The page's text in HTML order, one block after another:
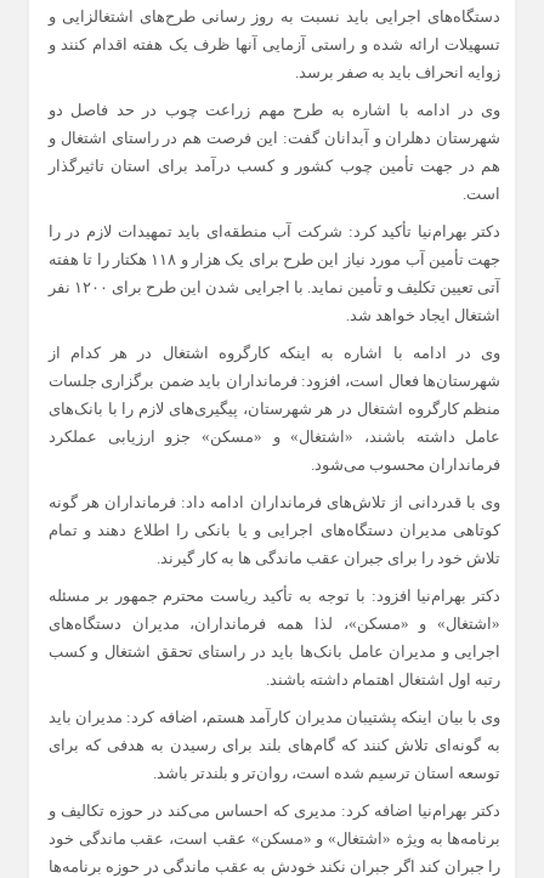
دستگاه‌های اجرایی باید نسبت به روز رسانی طرح‌های اشتغالزایی و
تسهیلات ارائه شده و راستی آزمایی آنها ظرف یک هفته اقدام کنند و
زوایه انحراف باید به صفر برسد.
وی در ادامه با اشاره به طرح مهم زراعت چوب در حد فاصل دو
شهرستان دهلران و آبدانان گفت: این فرصت‌ هم در راستای اشتغال و
هم در جهت تأمین چوب کشور و کسب درآمد برای استان تاثیرگذار
است.
دکتر بهرام‌نیا تأکید کرد: شرکت آب منطقه‌ای باید تمهیدات لازم در را
جهت تأمین آب مورد نیاز این طرح برای یک هزار و ۱۱۸ هکتار را تا هفته
آتی تعیین تکلیف و تأمین نماید. با اجرایی شدن این طرح برای ۱۲۰۰ نفر
اشتغال ایجاد خواهد شد.
وی در ادامه با اشاره به اینکه کارگروه اشتغال در هر کدام از
شهرستان‌ها فعال است، افزود: فرمانداران باید ضمن برگزاری جلسات
منظم کارگروه اشتغال در هر شهرستان، پیگیری‌های لازم را با بانک‌های
عامل داشته باشند، «اشتغال» و «مسکن» جزو ارزیابی‌‌ عملکرد
فرمانداران محسوب می‌شود.
وی با قدردانی از تلاش‌های فرمانداران ادامه داد: فرمانداران هر گونه
کوتاهی مدیران دستگاه‌های اجرایی و یا بانکی را اطلاع دهند و تمام
تلاش خود را برای جبران عقب ماندگی ها به کار گیرند.
دکتر بهرام‌نیا افزود: با توجه به تأکید ریاست محترم جمهور بر مسئله
«اشتغال» و «مسکن»، لذا همه فرمانداران، مدیران دستگاه‌های
اجرایی و مدیران عامل بانک‌ها باید در راستای تحقق اشتغال و کسب
رتبه اول اشتغال اهتمام داشته باشند.
وی با بیان اینکه پشتیبان مدیران کارآمد هستم، اضافه کرد: مدیران باید
به گونه‌ای تلاش کنند که گام‌های بلند برای رسیدن به هدفی که برای
توسعه استان ترسیم شده است، روان‌تر و بلند‌تر باشد.
دکتر بهرام‌نیا اضافه کرد: مدیری که احساس می‌کند در حوزه تکالیف و
برنامه‌ها به ویژه «اشتغال» و «مسکن» عقب است، عقب ماندگی خود
را جبران کند اگر جبران نکند خودش به عقب ماندگی در حوزه برنامه‌ها